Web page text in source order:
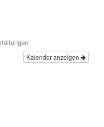
Kalender anzeigen